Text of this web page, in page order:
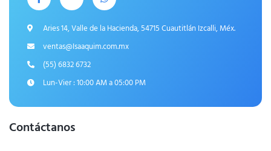
Aries 14, Valle de la Hacienda, 54715 Cuautitlán Izcalli, Méx.
ventas@Isaaquim.com.mx
(55) 6832 6732
Lun-Vier : 10:00 AM a 05:00 PM
Contáctanos